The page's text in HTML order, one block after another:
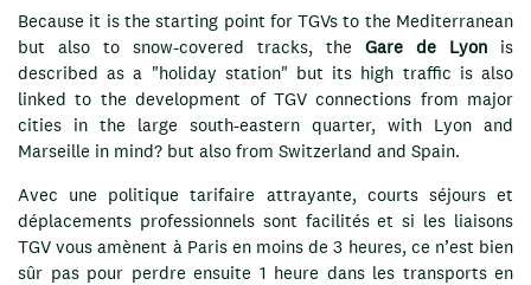
Because it is the starting point for TGVs to the Mediterranean
but also to snow-covered tracks, the Gare de Lyon is
described as a "holiday station" but its high traffic is also
linked to the development of TGV connections from major
cities in the large south-eastern quarter, with Lyon and
Marseille in mind? but also from Switzerland and Spain.
Avec une politique tarifaire attrayante, courts séjours et
déplacements professionnels sont facilités et si les liaisons
TGV vous amènent à Paris en moins de 3 heures, ce n’est bien
sûr pas pour perdre ensuite 1 heure dans les transports en